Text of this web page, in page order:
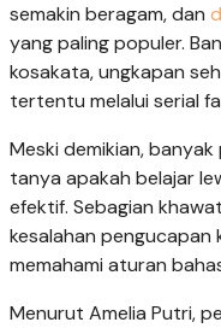
semakin beragam, dan
yang paling populer.
kosakata, ungkapan
tertentu melalui serial
Meski demikian,
tanya apakah belajar
efektif. Sebagian
kesalahan pengucapan
memahami aturan
Menurut Amelia Putri,